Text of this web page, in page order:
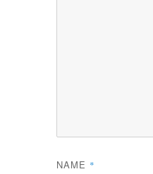
NAME *